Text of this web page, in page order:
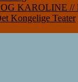
KAROLINE //
Kongelige Teater